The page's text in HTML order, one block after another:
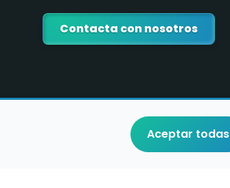
Contacta con nosotros
Aceptar todas